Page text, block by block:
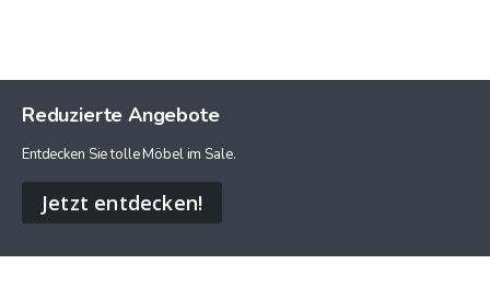
Reduzierte Angebote
Entdecken Sie tolle Möbel im Sale.
Jetzt entdecken!